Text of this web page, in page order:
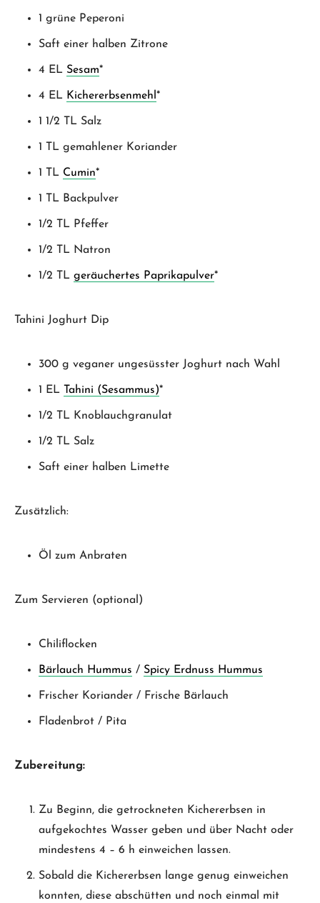
1 grüne Peperoni
Saft einer halben Zitrone
4 EL Sesam*
4 EL Kichererbsenmehl*
1 1/2 TL Salz
1 TL gemahlener Koriander
1 TL Cumin*
1 TL Backpulver
1/2 TL Pfeffer
1/2 TL Natron
1/2 TL geräuchertes Paprikapulver*
Tahini Joghurt Dip
300 g veganer ungesüsster Joghurt nach Wahl
1 EL Tahini (Sesammus)*
1/2 TL Knoblauchgranulat
1/2 TL Salz
Saft einer halben Limette
Zusätzlich:
Öl zum Anbraten
Zum Servieren (optional)
Chiliflocken
Bärlauch Hummus / Spicy Erdnuss Hummus
Frischer Koriander / Frische Bärlauch
Fladenbrot / Pita
Zubereitung:
Zu Beginn, die getrockneten Kichererbsen in
aufgekochtes Wasser geben und über Nacht oder
mindestens 4 – 6 h einweichen lassen.
Sobald die Kichererbsen lange genug einweichen
konnten, diese abschütten und noch einmal mit